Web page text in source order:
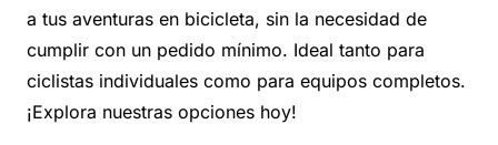
a tus aventuras en bicicleta, sin la necesidad de
cumplir con un pedido mínimo. Ideal tanto para
ciclistas individuales como para equipos completos.
¡Explora nuestras opciones hoy!